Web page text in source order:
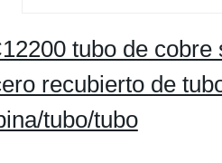
tubo de
recubierto de
tubo/tubo